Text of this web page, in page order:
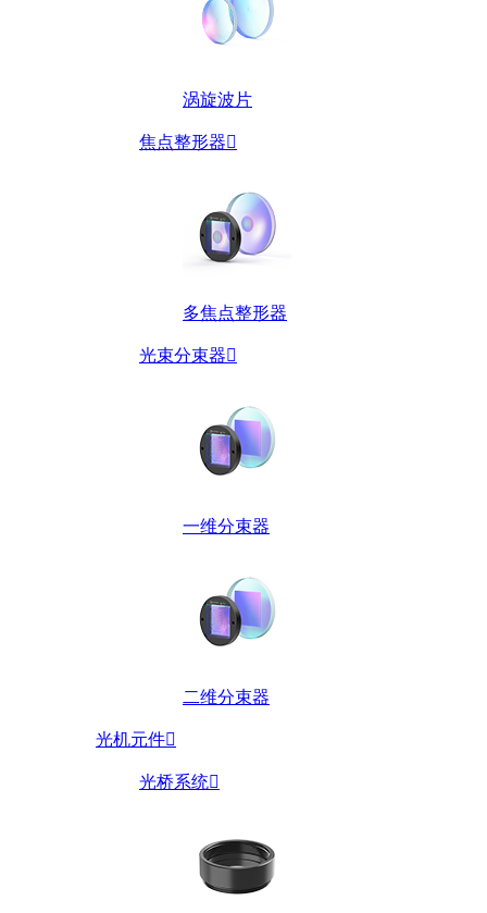
涡旋波片
焦点整形器
多焦点整形器
光束分束器
一维分束器
二维分束器
光机元件
光桥系统